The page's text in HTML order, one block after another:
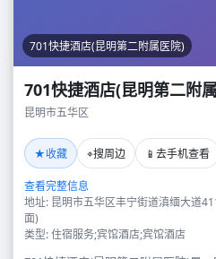
701快捷酒店(昆明第二附属医院)
701快捷酒店(昆明第二附
昆明市五华区
★收藏 ⌖搜周边 📱 去手机查看
查看完整信息
地址: 昆明市五华区丰宁街道滇缅大道
面)
类型: 住宿服务;宾馆酒店;宾馆酒店